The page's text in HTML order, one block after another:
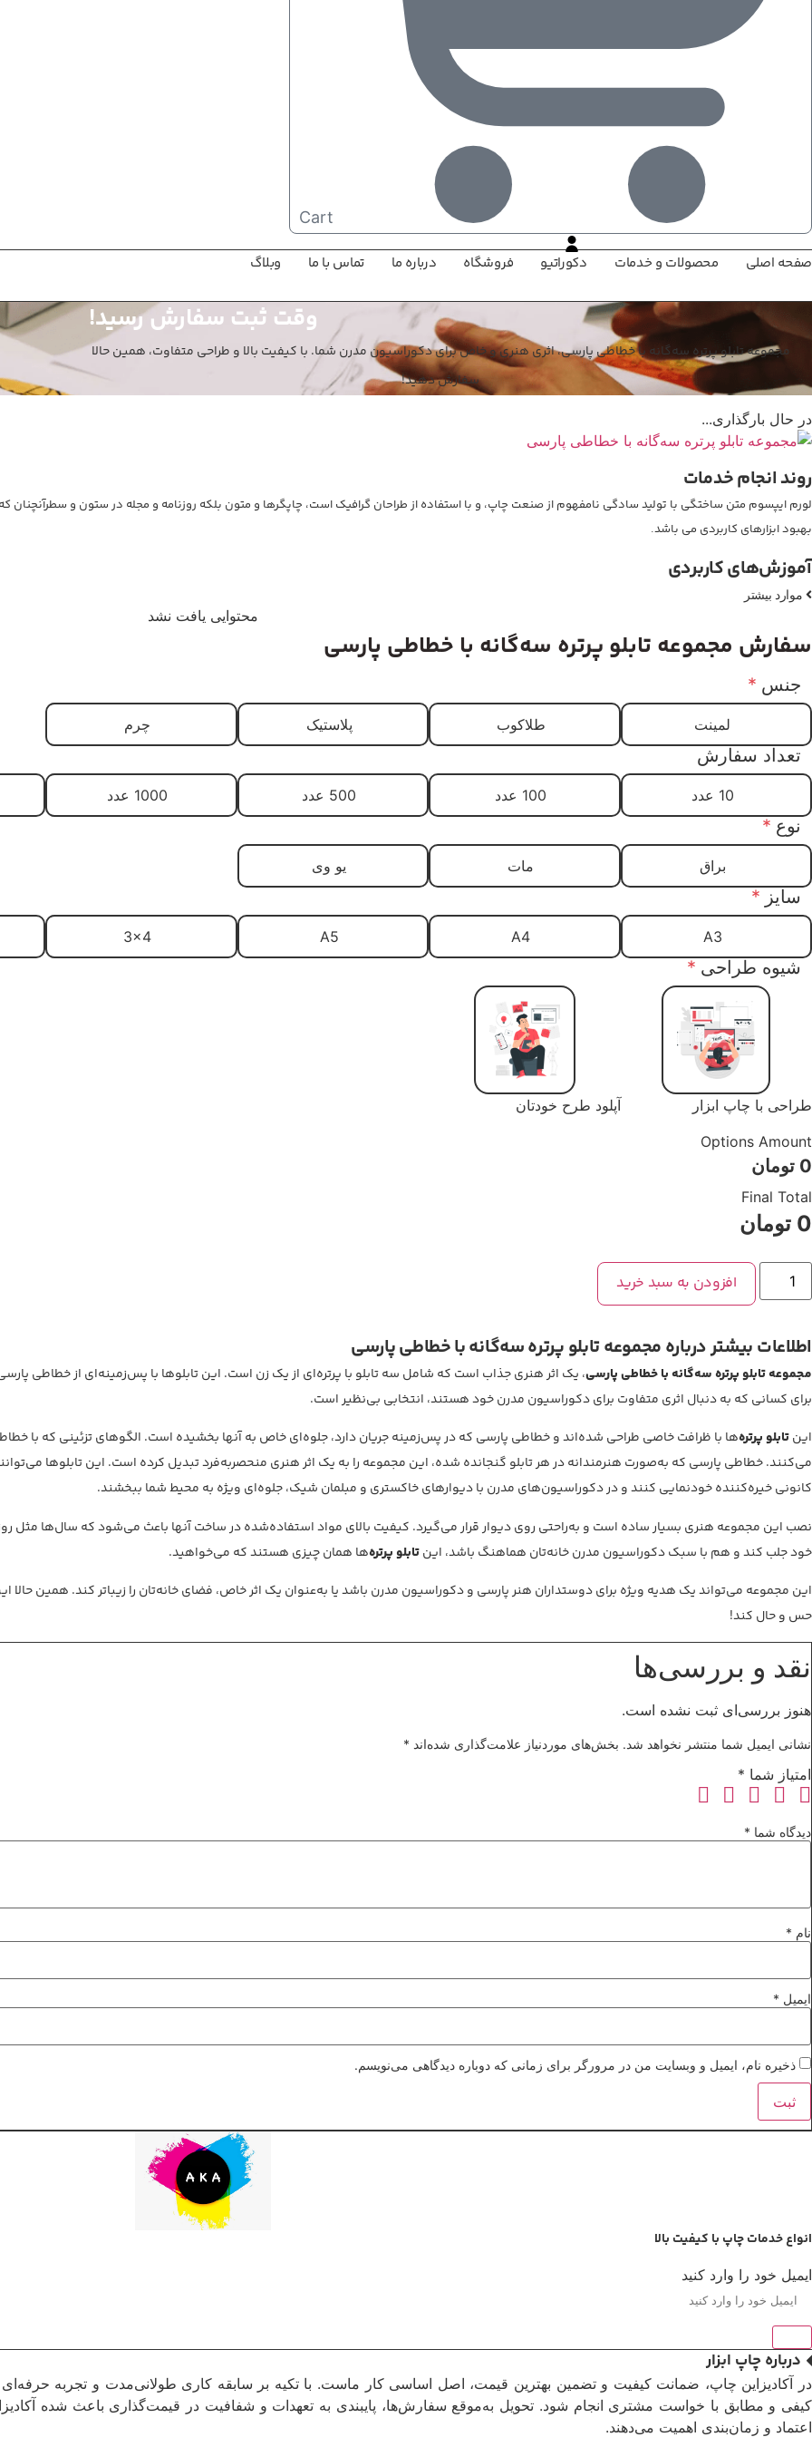
Cart
صفحه اصلی محصولات و خدمات دکوراتیو فروشگاه درباره ما تماس با ما
وبلاگ
وقت ثبت سفارش رسید!
مجموعه تابلو پرتره سه‌گانه با خطاطی پارسی، اثری هنری و خاص برای دکوراسیون مدرن شما. با کیفیت بالا و طراحی متفاوت، همین حالا
سفارش دهید!
در حال بارگذاری...
روند انجام خدمات
لورم ایپسوم متن ساختگی با تولید سادگی نامفهوم از صنعت چاپ، و با استفاده از طراحان گرافیک است، چاپگرها و متون بلکه روزنامه و مجله در ستون و سطرآنچنان
بهبود ابزارهای کاربردی می باشد.
آموزش‌های کاربردی
موارد بیشتر
محتوایی یافت نشد
سفارش مجموعه تابلو پرتره سه‌گانه با خطاطی پارسی
* جنس
لمینت طلاکوب پلاستیک چرم
تعداد سفارش
10 عدد 100 عدد 500 عدد 1000 عدد
* نوع
براق مات یو وی
* سایز
A3
A4
A5
3x4
* شیوه طراحی
طراحی با چاپ ابزار
آپلود طرح خودتان
Options Amount
0 تومان
Final Total
0 تومان
مجموعه
تابلو
پرتره
خطاطی
پارسی
عدد
افزودن به سبد خرید
اطلاعات بیشتر درباره مجموعه تابلو پرتره سه‌گانه با خطاطی پارسی
مجموعه تابلو پرتره سه‌گانه با خطاطی پارسی، یک اثر هنری جذاب است که شامل سه تابلو با پرتره‌ای از یک زن است. این تابلوها با پس‌زمینه‌ای از خطاطی
برای کسانی که به دنبال اثری متفاوت برای دکوراسیون مدرن خود هستند، انتخابی بی‌نظیر است.
اینتابلو پرتره‌ها با ظرافت خاصی طراحی شده‌اند و خطاطی پارسی که در پس‌زمینه جریان دارد، جلوه‌ای خاص به آنها بخشیده است. الگوهای تزئینی که با
می‌کنند. خطاطی پارسی که به‌صورت هنرمندانه در هر تابلو گنجانده شده، این مجموعه را به یک اثر هنری منحصربه‌فرد تبدیل کرده است. این تابلوها
کانونی خیره‌کننده خودنمایی کنند و در دکوراسیون‌های مدرن با دیوارهای خاکستری و مبلمان شیک، جلوه‌ای ویژه به محیط شما ببخشند.
نصب این مجموعه هنری بسیار ساده است و به‌راحتی روی دیوار قرار می‌گیرد. کیفیت بالای مواد استفاده‌شده در ساخت آنها باعث می‌شود که سال‌ها مثل
خود جلب کند و هم با سبک دکوراسیون مدرن خانه‌تان هماهنگ باشد، اینتابلو پرتره‌ها همان چیزی هستند که می‌خواهید.
این مجموعه می‌تواند یک هدیه ویژه برای دوستداران هنر پارسی و دکوراسیون مدرن باشد یا به‌عنوان یک اثر خاص، فضای خانه‌تان را زیباتر کند. همین حالا
حس و حال کند!
نقد و بررسی‌ها
هنوز بررسی‌ای ثبت نشده است.
نشانی ایمیل شما منتشر نخواهد شد. بخش‌های موردنیاز علامت‌گذاری شده‌اند *
امتیاز شما *
دیدگاه شما *
نام *
ایمیل *
ذخیره نام، ایمیل و وبسایت من در مرورگر برای زمانی که دوباره دیدگاهی می‌نویسم.
انواع خدمات چاپ با کیفیت بالا
ایمیل خود را وارد کنید
درباره چاپ ابزار
در آکادیزاین چاپ، ضمانت کیفیت و تضمین بهترین قیمت، اصل اساسی کار ماست. با تکیه بر سابقه کاری طولانی‌مدت و تجربه حرفه‌ای
کیفی و مطابق با خواست مشتری انجام شود. تحویل به‌موقع سفارش‌ها، پایبندی به تعهدات و شفافیت در قیمت‌گذاری باعث شده
اعتماد و زمان‌بندی اهمیت می‌دهند.